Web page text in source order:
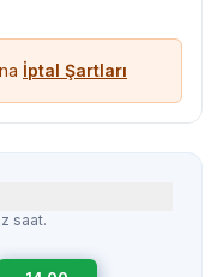
İptal Şartları
saat.